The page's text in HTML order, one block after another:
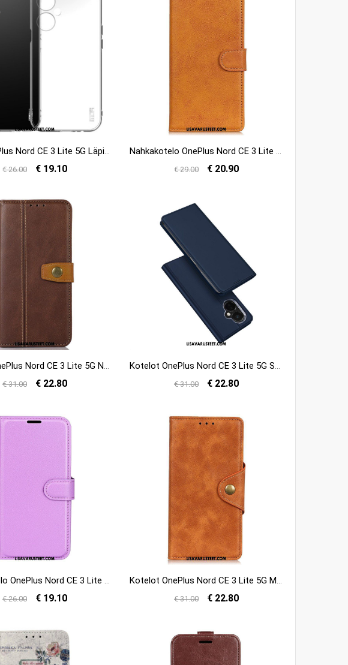
Kuori OnePlus Nord CE 3 Lite 5G Läpinäkyvä Mofi
€ 26.00 € 19.10 € 29.00 € 20.90
€ 31.00 € 22.80 € 31.00 € 22.80
€ 26.00 € 19.10 € 31.00 € 22.80